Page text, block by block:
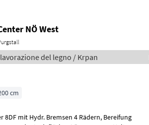
NÖ West
del legno / Krpan
cm
mit Hydr. Bremsen 4 Rädern, Bereifung